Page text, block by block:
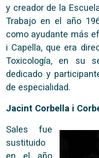
y creador de la
Trabajo en el año
como ayudante más
i Capella, que era
Toxicología, en su
dedicado y
de especialidad.
Jacint Corbella i
Sales fue
sustituido
en el año